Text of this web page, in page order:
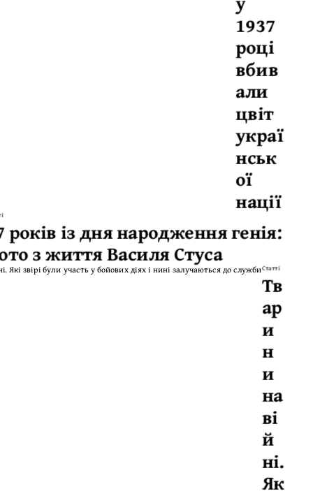
1937
році
вбив
али
цвіт
украї
нськ
ої
нації
років із дня народження генія:
з життя Василя Стуса
Статті
Тв
ар
и
н
и
на
ві
й
ні.
Як